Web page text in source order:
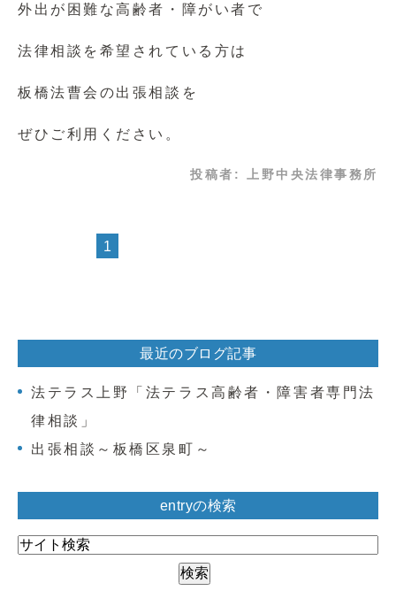
外出が困難な高齢者・障がい者で
法律相談を希望されている方は
板橋法曹会の出張相談を
ぜひご利用ください。
投稿者: 上野中央法律事務所
1
最近のブログ記事
法テラス上野「法テラス高齢者・障害者専門法
律相談」
出張相談～板橋区泉町～
entryの検索